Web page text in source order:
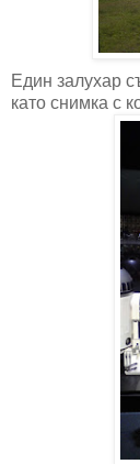
Един залухар
като снимка с